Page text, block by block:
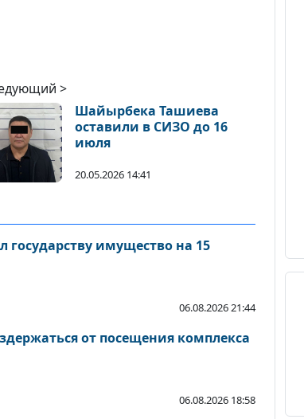
>
Шайырбека Ташиева
оставили в СИЗО до 16
июля
20.05.2026 14:41
государству имущество на 15
06.08.2026 21:44
от посещения комплекса
06.08.2026 18:58